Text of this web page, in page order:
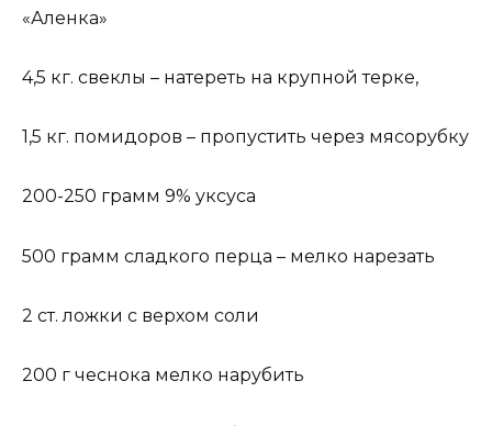
«Аленка»
4,5 кг. свеклы – натереть на крупной терке,
1,5 кг. помидоров – пропустить через мясорубку
200-250 грамм 9% уксуса
500 грамм сладкого перца – мелко нарезать
2 ст. ложки с верхом соли
200 г чеснока мелко нарубить